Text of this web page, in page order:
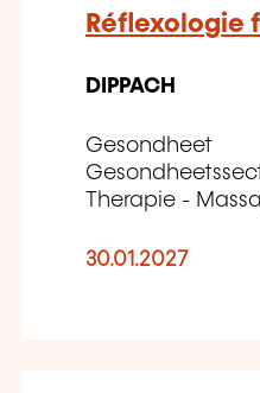
Réflexologie
DIPPACH
Gesondheet
Therapie -
30.01.2027